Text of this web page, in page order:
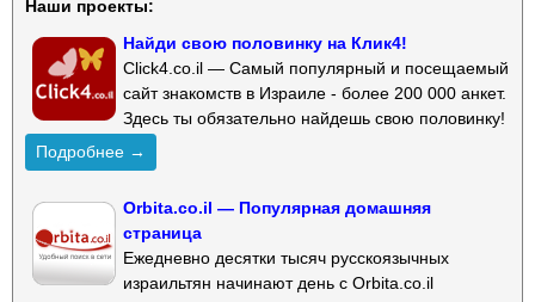
Наши проекты:
Найди свою половинку на Клик4!
Click4.co.il — Самый популярный и посещаемый
сайт знакомств в Израиле - более 200 000 анкет.
Здесь ты обязательно найдешь свою половинку!
Подробнее →
Orbita.co.il — Популярная домашняя
страница
Ежедневно десятки тысяч русскоязычных
израильтян начинают день с Orbita.co.il